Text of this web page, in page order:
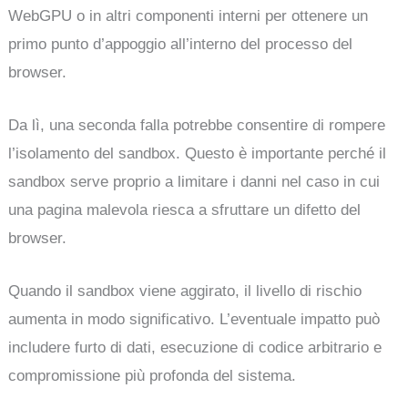
WebGPU o in altri componenti interni per ottenere un
primo punto d’appoggio all’interno del processo del
browser.
Da lì, una seconda falla potrebbe consentire di rompere
l’isolamento del sandbox. Questo è importante perché il
sandbox serve proprio a limitare i danni nel caso in cui
una pagina malevola riesca a sfruttare un difetto del
browser.
Quando il sandbox viene aggirato, il livello di rischio
aumenta in modo significativo. L’eventuale impatto può
includere furto di dati, esecuzione di codice arbitrario e
compromissione più profonda del sistema.